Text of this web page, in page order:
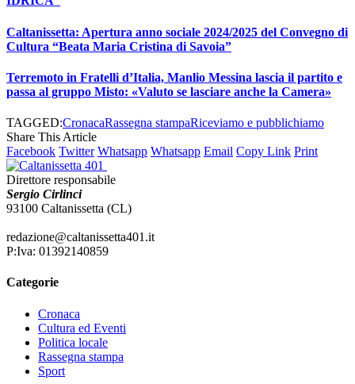
Caltanissetta: Apertura anno sociale 2024/2025 del Convegno di
Cultura “Beata Maria Cristina di Savoia”
Terremoto in Fratelli d’Italia, Manlio Messina lascia il partito e
passa al gruppo Misto: «Valuto se lasciare anche la Camera»
TAGGED:CronacaRassegna stampaRiceviamo e pubblichiamo
Share This Article
Facebook Twitter Whatsapp Whatsapp Email Copy Link Print
Direttore responsabile
Sergio Cirlinci
93100 Caltanissetta (CL)
redazione@caltanissetta401.it
P:Iva: 01392140859
Categorie
Cronaca
Cultura ed Eventi
Politica locale
Rassegna stampa
Sport